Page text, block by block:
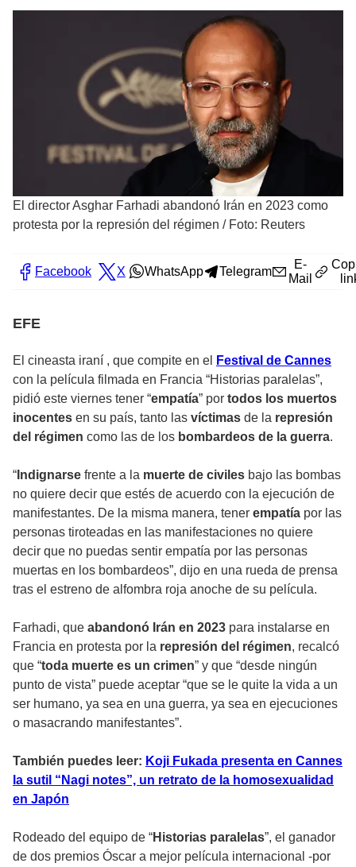
El director Asghar Farhadi abandonó Irán en 2023 como
protesta por la represión del régimen / Foto: Reuters
Facebook X WhatsApp Telegram
E-
Mail
EFE
El cineasta iraní , que compite en el
Festival de Cannes
con la película filmada en Francia “Historias paralelas”,
pidió este viernes tener “empatía” por todos los muertos
inocentes en su país, tanto las víctimas de la represión
del régimen como las de los bombardeos de la guerra.
“ Indignarse frente a la muerte de civiles bajo las bombas
no quiere decir que estés de acuerdo con la ejecución de
manifestantes. De la misma manera, tener empatía por las
personas tiroteadas en las manifestaciones no quiere
decir que no puedas sentir empatía por las personas
muertas en los bombardeos”, dijo en una rueda de prensa
tras el estreno de alfombra roja anoche de su película.
Farhadi, que abandonó Irán en 2023 para instalarse en
Francia en protesta por la represión del régimen, recalcó
que “toda muerte es un crimen” y que “desde ningún
punto de vista” puede aceptar “que se le quite la vida a un
ser humano, ya sea en una guerra, ya sea en ejecuciones
o masacrando manifestantes”.
También puedes leer: Koji Fukada presenta en Cannes
la sutil “Nagi notes”, un retrato de la homosexualidad
en Japón
Rodeado del equipo de “Historias paralelas”, el ganador
de dos premios Óscar a mejor película internacional -por